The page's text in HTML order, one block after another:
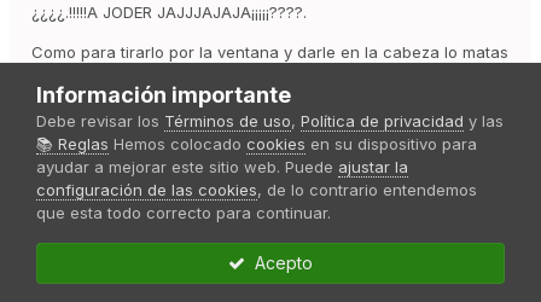
¿¿¿¿.!!!!!A JODER JAJJJAJAJA¡¡¡¡¡????.
Como para tirarlo por la ventana y darle en la cabeza lo matas
Citar
Publicado25 de Septiembre del 2022
Información importante
Debe revisar los Términos de uso, Política de privacidad y las
📚 Reglas Hemos colocado cookies en su dispositivo para
ayudar a mejorar este sitio web. Puede ajustar la
configuración de las cookies, de lo contrario entendemos
que esta todo correcto para continuar.
Acepto